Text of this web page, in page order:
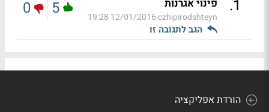
1
. פינוי אגרנות
czhipirodshteyn
12/01/2016 19:28
הגב לתגובה זו
5
0
הורדת אפליקציה